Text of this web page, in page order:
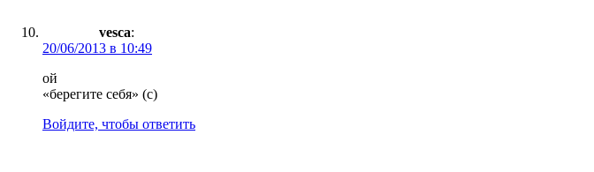
vesca:
20/06/2013 в 10:49
ой
«берегите себя» (с)
Войдите, чтобы ответить